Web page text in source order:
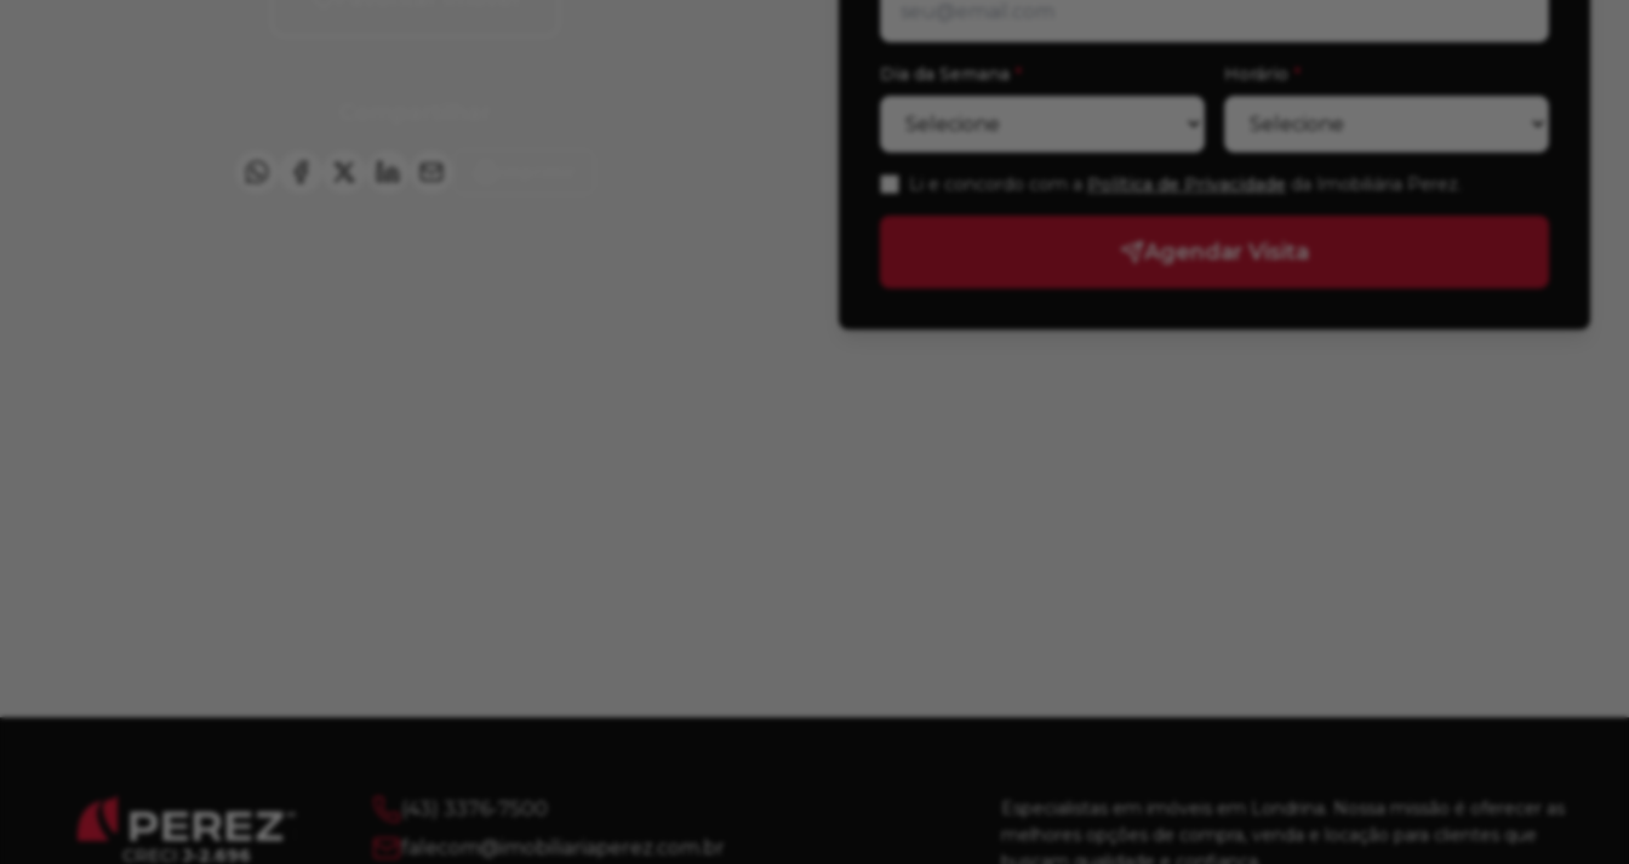
Dia da Semana * Horário *
Li e concordo com a Política de Privacidade da Imobiliária Perez
Agendar Visita
CRECI J-2.696
(43) 3376-7500
falecom@imobiliariaperez.com.br
Especialistas em imóveis em Londrina. Nossa missão é oferecer as
melhores opções de compra, venda e locação para clientes que